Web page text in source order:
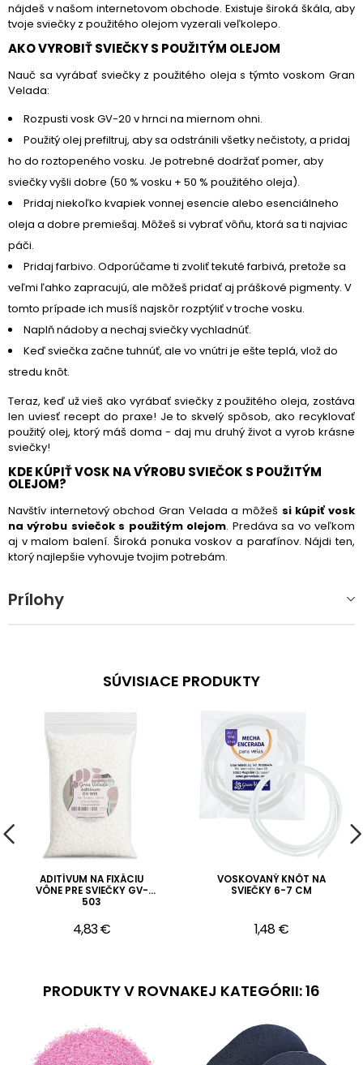
nájdeš v našom internetovom obchode. Existuje široká škála, aby
tvoje sviečky z použitého olejom vyzerali veľkolepo.
AKO VYROBIŤ SVIEČKY S POUŽITÝM OLEJOM
Nauč sa vyrábať sviečky z použitého oleja s týmto voskom Gran
Velada:
Rozpusti vosk GV-20 v hrnci na miernom ohni.
Použitý olej prefiltruj, aby sa odstránili všetky nečistoty, a pridaj
ho do roztopeného vosku. Je potrebné dodržať pomer, aby
sviečky vyšli dobre (50 % vosku + 50 % použitého oleja).
Pridaj niekoľko kvapiek vonnej esencie alebo esenciálneho
oleja a dobre premiešaj. Môžeš si vybrať vôňu, ktorá sa ti najviac
páči.
Pridaj farbivo. Odporúčame ti zvoliť tekuté farbivá, pretože sa
veľmi ľahko zapracujú, ale môžeš pridať aj práškové pigmenty. V
tomto prípade ich musíš najskôr rozptýliť v troche vosku.
Naplň nádoby a nechaj sviečky vychladnúť.
Keď sviečka začne tuhnúť, ale vo vnútri je ešte teplá, vlož do
stredu knôt.
Teraz, keď už vieš ako vyrábať sviečky z použitého oleja, zostáva
len uviesť recept do praxe! Je to skvelý spôsob, ako recyklovať
použitý olej, ktorý máš doma - daj mu druhý život a vyrob krásne
sviečky!
KDE KÚPIŤ VOSK NA VÝROBU SVIEČOK S POUŽITÝM
OLEJOM?
Navštív internetový obchod Gran Velada a môžeš si kúpiť vosk
na výrobu sviečok s použitým olejom. Predáva sa vo veľkom
aj v malom balení. Široká ponuka voskov a parafínov. Nájdi ten,
ktorý najlepšie vyhovuje tvojim potrebám.
Prílohy
SÚVISIACE PRODUKTY
ADITÍVUM NA FIXÁCIU
VÔNE PRE SVIEČKY GV-
503
4,83 €
VOSKOVANÝ KNÔT NA
SVIEČKY 6-7 CM
1,48 €
PRODUKTY V ROVNAKEJ KATEGÓRII: 16